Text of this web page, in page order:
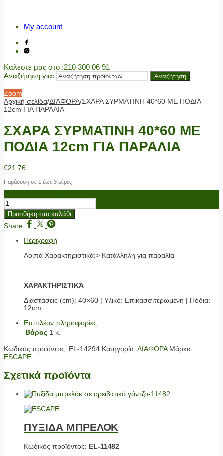
My account
Καλεστε μας στο :210 300 06 91
Αναζήτηση για:
Αναζήτηση
Zoom
Αρχική σελίδα/ΔΙΑΦΟΡΑ/ΣΧΑΡΑ ΣΥΡΜΑΤΙΝΗ 40*60 ME ΠΟΔΙΑ
12cm ΓΙΑ ΠΑΡΑΛΙΑ
ΣΧΑΡΑ ΣΥΡΜΑΤΙΝΗ 40*60 ME
ΠΟΔΙΑ 12cm ΓΙΑ ΠΑΡΑΛΙΑ
€21.76
Παράδοση σε 1 έως 3 μέρες
Προσθήκη στο καλάθι
Share
Περιγραφή
Λοιπά Χαρακτηριστικά:> Κατάλληλη για παραλία
ΧΑΡΑΚΤΗΡΙΣΤΙΚΆ
Διαστάσεις (cm): 40×60 | Υλικό: Επικασσιτερωμένη | Πόδια:
12cm
Επιπλέον πληροφορίες
Βάρος 1 κ.
Κωδικός προϊόντος: EL-14294 Κατηγορία: ΔΙΑΦΟΡΑ Μάρκα:
ESCAPE
Σχετικά προϊόντα
ΠΥΞΙΔΑ ΜΠΡΕΛΟΚ
Κωδικός προϊόντος: EL-11482